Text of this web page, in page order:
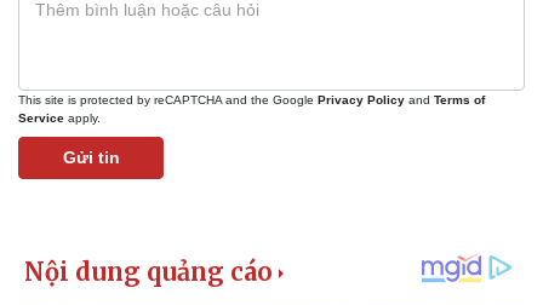
Vụ án
Tin nóng
This site is protected by reCAPTCHA and the Google Privacy Policy and Terms of
Service apply.
Gửi tin